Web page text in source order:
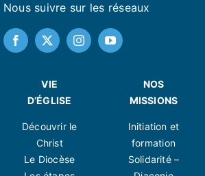
Nous suivre sur les réseaux
VIE
D’ÉGLISE
Découvrir le
Christ
Le Diocèse
NOS
MISSIONS
Initiation et
formation
Solidarité –